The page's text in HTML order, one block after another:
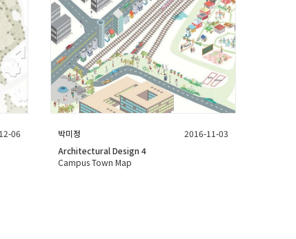
06
박미정
2016-11-03
Architectural Design 4
Campus Town Map